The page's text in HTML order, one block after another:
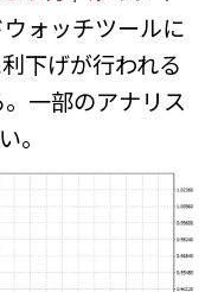
ォッチツールに
下げが行われる
一部のアナリス
。